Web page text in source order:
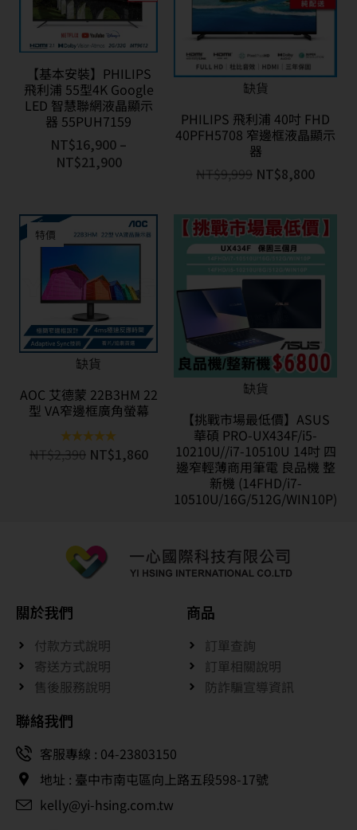
【基本安裝】PHILIPS
飛利浦 55型4K Google
LED 智慧聯網液晶顯示
器 55PUH7159
NT$16,900 –
NT$21,900
缺貨
PHILIPS 飛利浦 40吋 FHD
40PFH5708 窄邊框液晶顯示
器
NT$9,999 NT$8,800
特價
缺貨
AOC 艾德蒙 22B3HM 22
型 VA窄邊框廣角螢幕
評分5.00
NT$2,390 NT$1,860
缺貨
【挑戰市場最低價】ASUS
華碩 PRO-UX434F/i5-
10210U//i7-10510U 14吋 四
邊窄輕薄商用筆電 良品機 整
新機 (14FHD/i7-
10510U/16G/512G/WIN10P)
關於我們
付款方式說明
寄送方式說明
售後服務說明
商品
訂單查詢
訂單相關說明
防詐騙宣導資訊
聯絡我們
客服專線 : 04-23803150
地址 : 臺中市南屯區向上路五段598-17號
kelly@yi-hsing.com.tw